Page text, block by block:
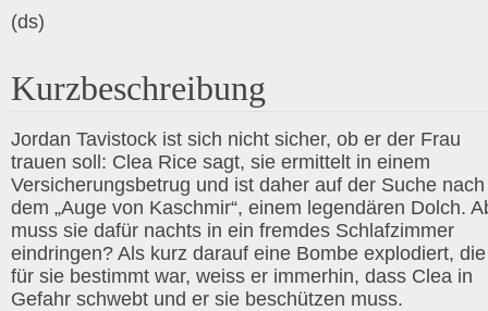
(ds)
Kurzbeschreibung
Jordan Tavistock ist sich nicht sicher, ob er der Frau
trauen soll: Clea Rice sagt, sie ermittelt in einem
Versicherungsbetrug und ist daher auf der Suche nach
dem „Auge von Kaschmir“, einem legendären Dolch.
muss sie dafür nachts in ein fremdes Schlafzimmer
eindringen? Als kurz darauf eine Bombe explodiert, die
für sie bestimmt war, weiss er immerhin, dass Clea in
Gefahr schwebt und er sie beschützen muss.